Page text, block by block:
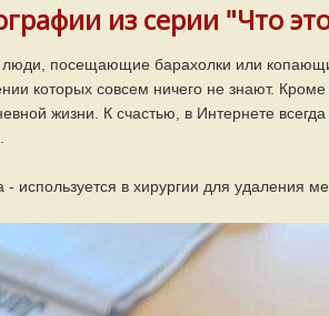
из серии "Что
посещающие барахолки или
которых совсем ничего не знают.
жизни. К счастью, в Интернете
- используется в хирургии для удаления